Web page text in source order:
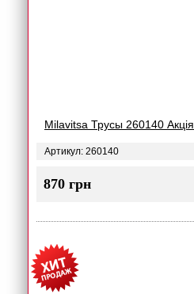
Milavitsa Трусы 260140 Акція.
Артикул: 260140
870 грн